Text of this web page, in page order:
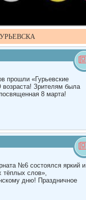
прошли «Гурьевские
Зрителям была
8 марта!
№6 состоялся яркий и
тёплых слов»,
дню! Праздничное